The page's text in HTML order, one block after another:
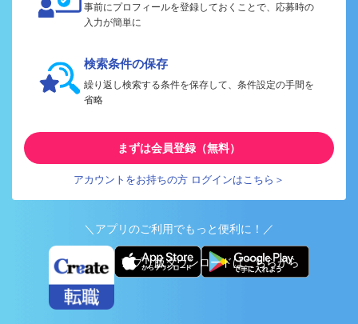
事前にプロフィールを登録しておくことで、応募時の
入力が簡単に
検索条件の保存
繰り返し検索する条件を保存して、条件設定の手間を
省略
まずは会員登録（無料）
アカウントをお持ちの方 ログインはこちら＞
＼アプリのご利用でもっと便利に！／
アプリ版ダウンロードはこちらから